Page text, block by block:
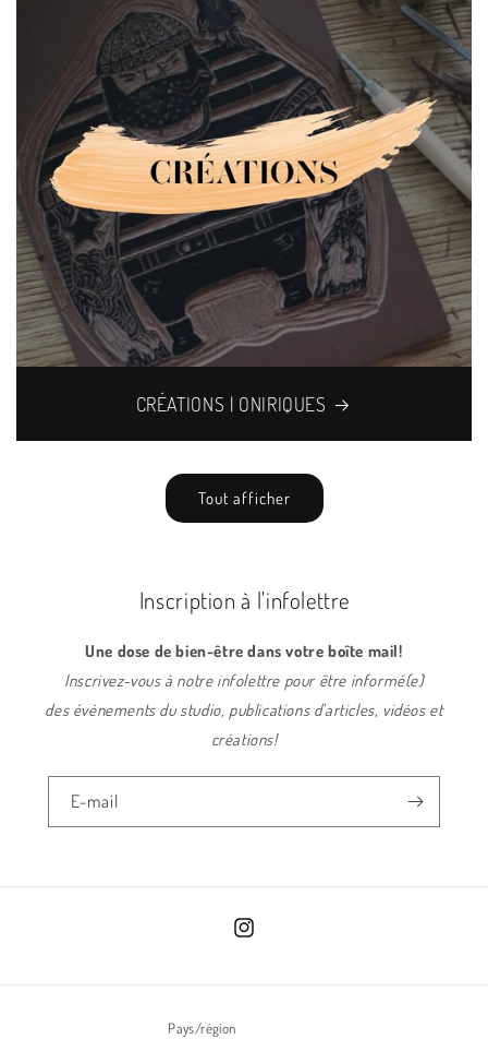
CRÉATIONS | ONIRIQUES
Tout afficher
Inscription à l'infolettre
Une dose de bien-être dans votre boîte mail!
Inscrivez-vous à notre infolettre pour être informé(e)
des évènements du studio, publications d'articles, vidéos et
créations!
E-mail
Instagram
Pays/région